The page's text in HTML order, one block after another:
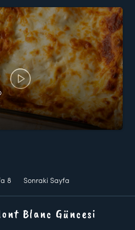
8 Sonraki Sayfa
Blanc Güncesi